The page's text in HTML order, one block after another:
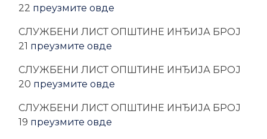
22 преузмите овде
CЛУЖБЕНИ ЛИСТ ОПШТИНЕ ИНЂИЈА БРОЈ
21 преузмите овде
CЛУЖБЕНИ ЛИСТ ОПШТИНЕ ИНЂИЈА БРОЈ
20 преузмите овде
CЛУЖБЕНИ ЛИСТ ОПШТИНЕ ИНЂИЈА БРОЈ
19 преузмите овде